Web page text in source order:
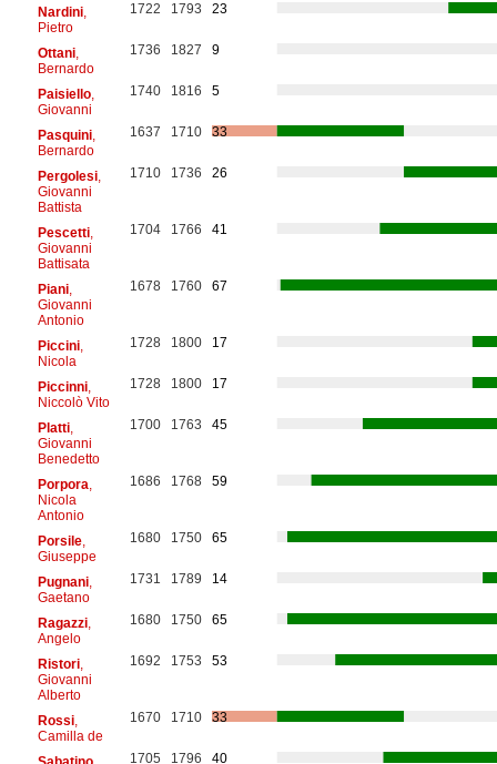
Nardini,
Pietro
1722 1793 23
Ottani,
Bernardo
1736 1827 9
Paisiello,
Giovanni
1740 1816 5
Pasquini,
Bernardo
1637 1710 33
Pergolesi,
Giovanni
Battista
1710 1736 26
Pescetti,
Giovanni
Battisata
1704 1766 41
Piani,
Giovanni
Antonio
1678 1760 67
Piccini,
Nicola
1728 1800 17
Piccinni,
Niccolò Vito
1728 1800 17
Platti,
Giovanni
Benedetto
1700 1763 45
Porpora
Nicola
Antonio
1686 1768 59
Porsile,
Giuseppe
1680 1750 65
Pugnani,
Gaetano
1731 1789 14
Ragazzi,
Angelo
1680 1750 65
Ristori,
Giovanni
Alberto
1692 1753 53
Rossi,
Camilla de
1670 1710 33
1705 1796 40